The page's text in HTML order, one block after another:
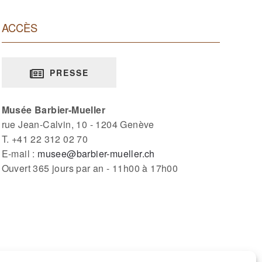
ACCÈS
PRESSE
Musée Barbier-Mueller
rue Jean-Calvin, 10 - 1204 Genève
T. +41 22 312 02 70
E-mail : musee@barbier-mueller.ch
Ouvert 365 jours par an - 11h00 à 17h00